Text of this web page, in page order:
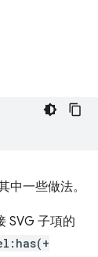
一些做法。
SVG 子項的